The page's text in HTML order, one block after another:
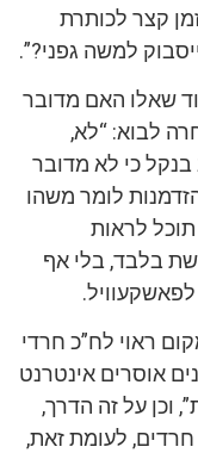
קצר לכותרת
למשה גפני?”.
שאלו האם מדובר
לבוא: “לא,
בנקל כי לא מדובר
לומר משהו
לראות
בלבד, בלי אף
שזה לא מקום ראוי לח”כ חרדי
אוסרים אינטרנט
וכן על זה הדרך,
לעומת זאת,